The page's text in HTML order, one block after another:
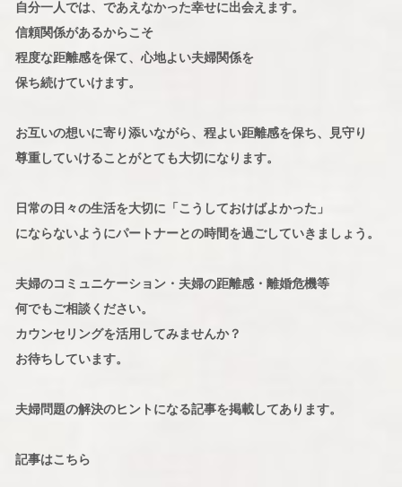
自分一人では、であえなかった幸せに出会えます。
信頼関係があるからこそ
程度な距離感を保て、心地よい夫婦関係を
保ち続けていけます。
お互いの想いに寄り添いながら、程よい距離感を保ち、見守り
尊重していけることがとても大切になります。
日常の日々の生活を大切に「こうしておけばよかった」
にならないようにパートナーとの時間を過ごしていきましょう。
夫婦のコミュニケーション・夫婦の距離感・離婚危機等
何でもご相談ください。
カウンセリングを活用してみませんか？
お待ちしています。
夫婦問題の解決のヒントになる記事を掲載してあります。
記事はこちら